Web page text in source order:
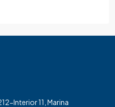
Interior 11, Marina